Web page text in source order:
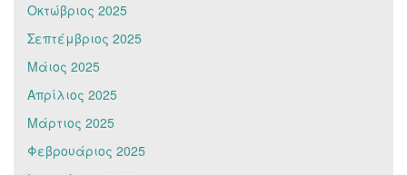
Οκτώβριος 2025
Σεπτέμβριος 2025
Μάιος 2025
Απρίλιος 2025
Μάρτιος 2025
Φεβρουάριος 2025